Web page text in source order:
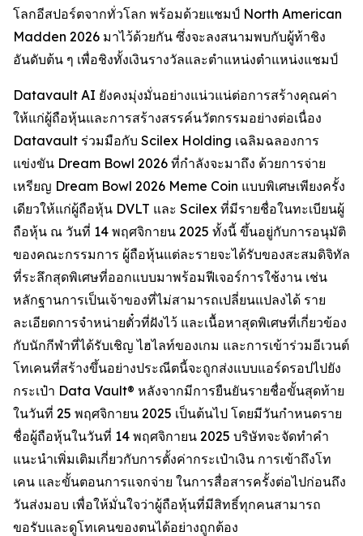
โลกอีสปอร์ตจากทั่วโลก พร้อมด้วยแชมป์ North American
Madden 2026 มาไว้ด้วยกัน ซึ่งจะลงสนามพบกับผู้ท้าชิง
อันดับต้น ๆ เพื่อชิงทั้งเงินรางวัลและตำแหน่งตำแหน่งแชมป์
Datavault AI ยังคงมุ่งมั่นอย่างแน่วแน่ต่อการสร้างคุณค่า
ให้แก่ผู้ถือหุ้นและการสร้างสรรค์นวัตกรรมอย่างต่อเนื่อง
Datavault ร่วมมือกับ Scilex Holding เฉลิมฉลองการ
แข่งขัน Dream Bowl 2026 ที่กำลังจะมาถึง ด้วยการจ่าย
เหรียญ Dream Bowl 2026 Meme Coin แบบพิเศษเพียงครั้ง
เดียวให้แก่ผู้ถือหุ้น DVLT และ Scilex ที่มีรายชื่อในทะเบียนผู้
ถือหุ้น ณ วันที่ 14 พฤศจิกายน 2025 ทั้งนี้ ขึ้นอยู่กับการอนุมัติ
ของคณะกรรมการ ผู้ถือหุ้นแต่ละรายจะได้รับของสะสมดิจิทัล
ที่ระลึกสุดพิเศษที่ออกแบบมาพร้อมฟีเจอร์การใช้งาน เช่น
หลักฐานการเป็นเจ้าของที่ไม่สามารถเปลี่ยนแปลงได้ ราย
ละเอียดการจำหน่ายตั๋วที่ฝังไว้ และเนื้อหาสุดพิเศษที่เกี่ยวข้อง
กับนักกีฬาที่ได้รับเชิญ ไฮไลท์ของเกม และการเข้าร่วมอีเวนต์
โทเคนที่สร้างขึ้นอย่างประณีตนี้จะถูกส่งแบบแอร์ดรอปไปยัง
กระเป๋า Data Vault® หลังจากมีการยืนยันรายชื่อขั้นสุดท้าย
ในวันที่ 25 พฤศจิกายน 2025 เป็นต้นไป โดยมีวันกำหนดราย
ชื่อผู้ถือหุ้นในวันที่ 14 พฤศจิกายน 2025 บริษัทจะจัดทำคำ
แนะนำเพิ่มเติมเกี่ยวกับการตั้งค่ากระเป๋าเงิน การเข้าถึงโท
เคน และขั้นตอนการแจกจ่าย ในการสื่อสารครั้งต่อไปก่อนถึง
วันส่งมอบ เพื่อให้มั่นใจว่าผู้ถือหุ้นที่มีสิทธิ์ทุกคนสามารถ
ขอรับและดูโทเคนของตนได้อย่างถูกต้อง